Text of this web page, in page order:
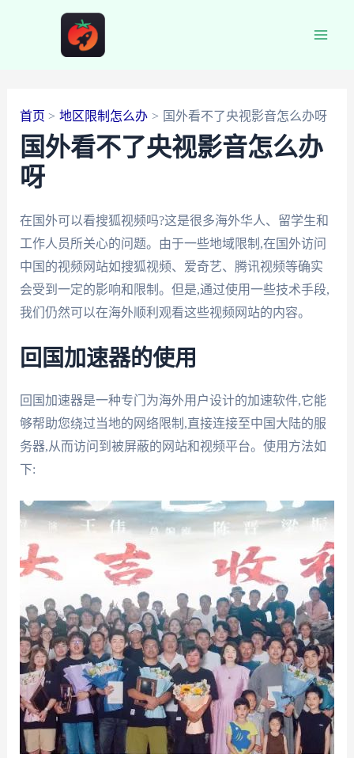
首页 地区限制怎么办 国外看不了央视影音怎么办呀
国外看不了央视影音怎么办
呀
在国外可以看搜狐视频吗?这是很多海外华人、留学生和
工作人员所关心的问题。由于一些地域限制,在国外访问
中国的视频网站如搜狐视频、爱奇艺、腾讯视频等确实
会受到一定的影响和限制。但是,通过使用一些技术手段,
我们仍然可以在海外顺利观看这些视频网站的内容。
回国加速器的使用
回国加速器是一种专门为海外用户设计的加速软件,它能
够帮助您绕过当地的网络限制,直接连接至中国大陆的服
务器,从而访问到被屏蔽的网站和视频平台。使用方法如
下: